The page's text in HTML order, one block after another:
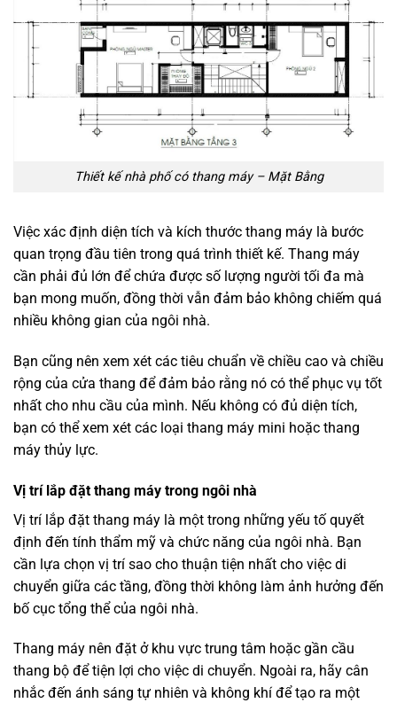
Thiết kế nhà phố có thang máy – Mặt Bằng
Việc xác định diện tích và kích thước thang máy là bước
quan trọng đầu tiên trong quá trình thiết kế. Thang máy
cần phải đủ lớn để chứa được số lượng người tối đa mà
bạn mong muốn, đồng thời vẫn đảm bảo không chiếm quá
nhiều không gian của ngôi nhà.
Bạn cũng nên xem xét các tiêu chuẩn về chiều cao và chiều
rộng của cửa thang để đảm bảo rằng nó có thể phục vụ tốt
nhất cho nhu cầu của mình. Nếu không có đủ diện tích,
bạn có thể xem xét các loại thang máy mini hoặc thang
máy thủy lực.
Vị trí lắp đặt thang máy trong ngôi nhà
Vị trí lắp đặt thang máy là một trong những yếu tố quyết
định đến tính thẩm mỹ và chức năng của ngôi nhà. Bạn
cần lựa chọn vị trí sao cho thuận tiện nhất cho việc di
chuyển giữa các tầng, đồng thời không làm ảnh hưởng đến
bố cục tổng thể của ngôi nhà.
Thang máy nên đặt ở khu vực trung tâm hoặc gần cầu
thang bộ để tiện lợi cho việc di chuyển. Ngoài ra, hãy cân
nhắc đến ánh sáng tự nhiên và không khí để tạo ra một